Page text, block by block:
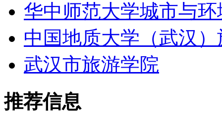
华中师范大学城市与
中国地质大学（武汉
武汉市旅游学院
推荐信息